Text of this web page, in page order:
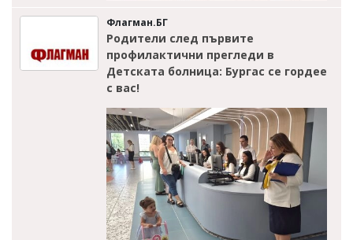
Флагман.БГ
Родители след първите
профилактични прегледи в
Детската болница: Бургас се гордее
с вас!